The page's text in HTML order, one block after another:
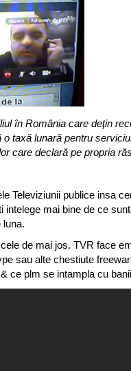
în România care deţin
taxă lunară pentru
care declară pe propria
Televiziunii publice insa
intelege mai bine de ce
luna.
de mai jos. TVR face
sau alte chestiute
ce plm se intampla cu